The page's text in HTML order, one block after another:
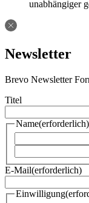
unabhängiger
Newsletter
Brevo Newsletter
Titel
Name(erforderlich)
E-Mail(erforderlich)
Einwilligung